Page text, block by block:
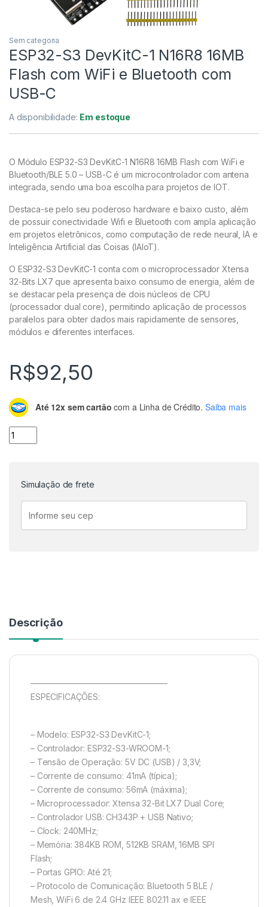
Sem categoria
ESP32-S3 DevKitC-1 N16R8 16MB
Flash com WiFi e Bluetooth com
USB-C
A disponibilidade: Em estoque
O Módulo ESP32-S3 DevKitC-1 N16R8 16MB Flash com WiFi e
Bluetooth/BLE 5.0 – USB-C é um microcontrolador com antena
integrada, sendo uma boa escolha para projetos de IOT.
Destaca-se pelo seu poderoso hardware e baixo custo, além
de possuir conectividade Wifi e Bluetooth com ampla aplicação
em projetos eletrônicos, como computação de rede neural, IA e
Inteligência Artificial das Coisas (IAIoT).
O ESP32-S3 DevKitC-1 conta com o microprocessador Xtensa
32-Bits LX7 que apresenta baixo consumo de energia, além de
se destacar pela presença de dois núcleos de CPU
(processador dual core), permitindo aplicação de processos
paralelos para obter dados mais rapidamente de sensores,
módulos e diferentes interfaces.
R$92,50
Até 12x sem cartão com a Linha de Crédito. Saiba mais
ESP32-S3 DevKitC-1 N16R8 16MB Flash com WiFi e
Simulação de frete
Descrição
————————————————–
ESPECIFICAÇÕES:
– Modelo: ESP32-S3 DevKitC-1;
– Controlador: ESP32-S3-WROOM-1;
– Tensão de Operação: 5V DC (USB) / 3,3V;
– Corrente de consumo: 41mA (típica);
– Corrente de consumo: 56mA (máxima);
– Microprocessador: Xtensa 32-Bit LX7 Dual Core;
– Controlador USB: CH343P + USB Nativo;
– Clock: 240MHz;
– Memória: 384KB ROM, 512KB SRAM, 16MB SPI
Flash;
– Portas GPIO: Até 21;
– Protocolo de Comunicação: Bluetooth 5 BLE /
Mesh, WiFi 6 de 2.4 GHz IEEE 802.11 ax e IEEE